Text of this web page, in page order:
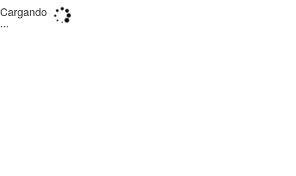
Cargando
...